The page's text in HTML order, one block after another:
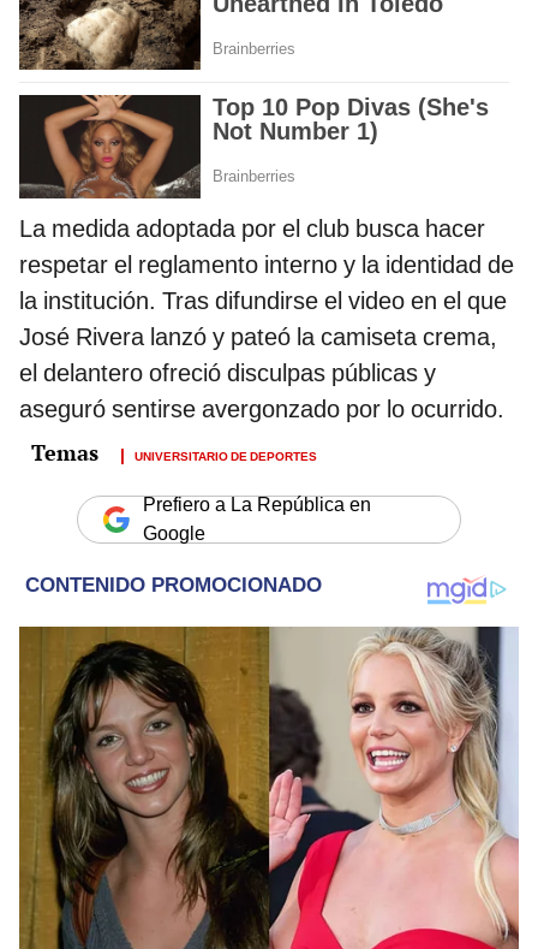
La medida adoptada por el club busca hacer
respetar el reglamento interno y la identidad de
la institución. Tras difundirse el video en el que
José Rivera lanzó y pateó la camiseta crema,
el delantero ofreció disculpas públicas y
aseguró sentirse avergonzado por lo ocurrido.
UNIVERSITARIO DE DEPORTES
Prefiero a La República en
Google